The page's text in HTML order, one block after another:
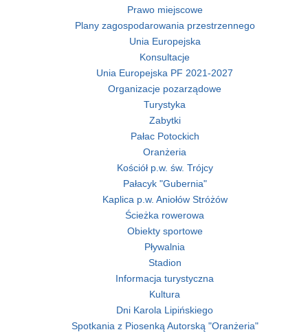
Prawo miejscowe
Plany zagospodarowania przestrzennego
Unia Europejska
Konsultacje
Unia Europejska PF 2021-2027
Organizacje pozarządowe
Turystyka
Zabytki
Pałac Potockich
Oranżeria
Kościół p.w. św. Trójcy
Pałacyk "Gubernia"
Kaplica p.w. Aniołów Stróżów
Ścieżka rowerowa
Obiekty sportowe
Pływalnia
Stadion
Informacja turystyczna
Kultura
Dni Karola Lipińskiego
Spotkania z Piosenką Autorską "Oranżeria"